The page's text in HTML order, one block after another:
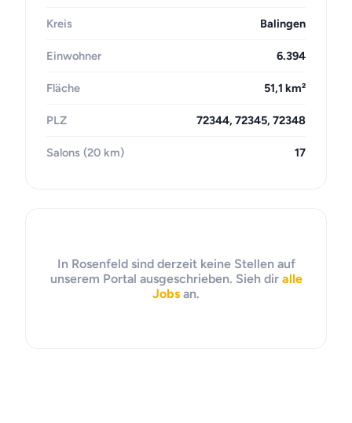
Kreis Balingen
Einwohner 6.394
Fläche 51,1 km²
PLZ 72344, 72345, 72348
Salons (20 km) 17
In Rosenfeld sind derzeit keine Stellen auf
unserem Portal ausgeschrieben. Sieh dir alle
Jobs an.